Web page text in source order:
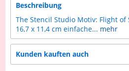
Beschreibung
The Stencil Studio Motiv: Flight of
16,7 x 11,4 cm einfache... mehr
Kunden kauften auch